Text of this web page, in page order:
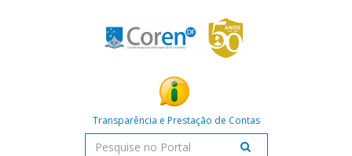
Transparência e Prestação de Contas